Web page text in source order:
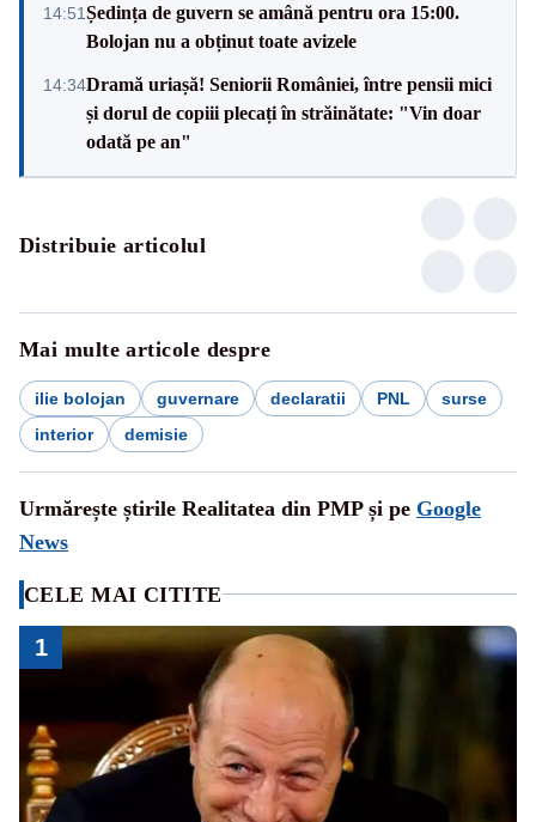
14:51Ședința de guvern se amână pentru ora 15:00.
Bolojan nu a obținut toate avizele
14:34Dramă uriașă! Seniorii României, între pensii mici
și dorul de copiii plecați în străinătate: "Vin doar
odată pe an"
Distribuie articolul
Mai multe articole despre
ilie bolojan guvernare declaratii PNL
surse
interior
demisie
Urmărește știrile Realitatea din PMP și pe Google
News
CELE MAI CITITE
1